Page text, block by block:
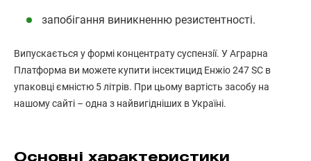
запобігання виникненню резистентності.
Випускається у формі концентрату суспензії. У Аграрна
Платформа ви можете купити інсектицид Енжіо 247 SC в
упаковці ємністю 5 літрів. При цьому вартість засобу на
нашому сайті – одна з найвигідніших в Україні.
Основні характеристики